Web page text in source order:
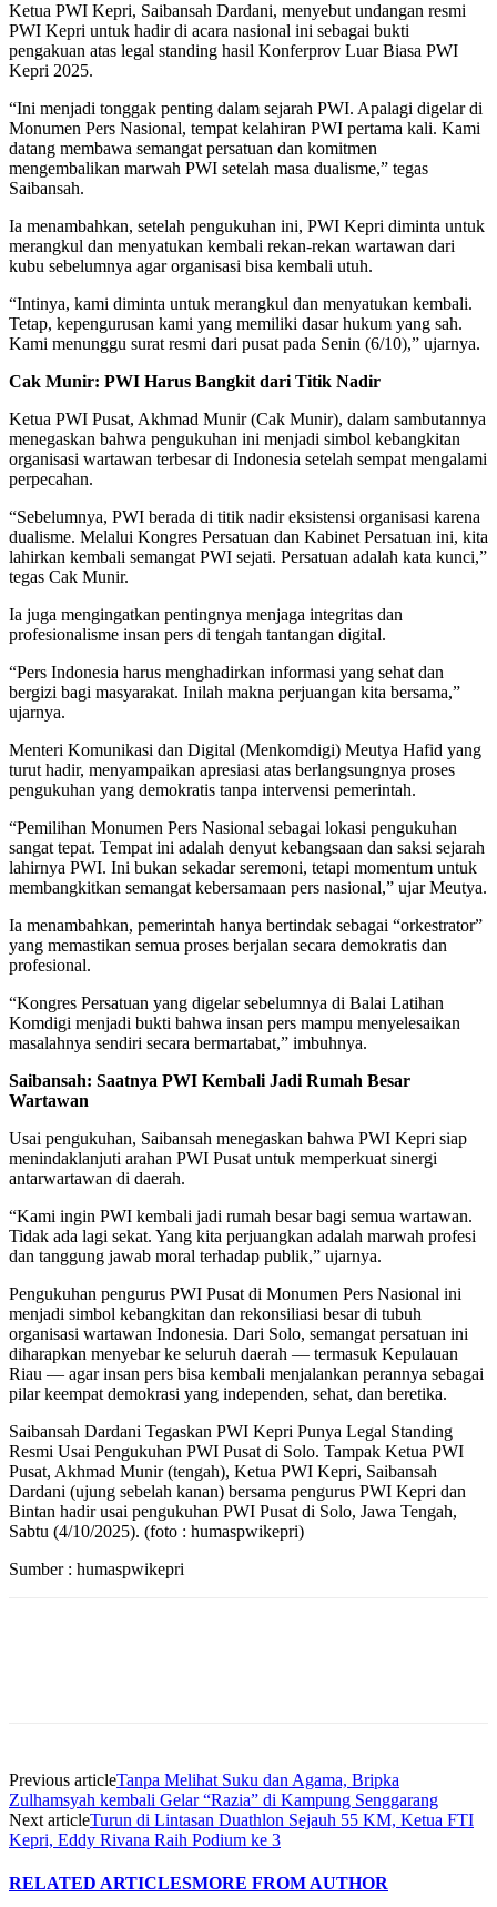
Ketua PWI Kepri, Saibansah Dardani, menyebut undangan resmi
PWI Kepri untuk hadir di acara nasional ini sebagai bukti
pengakuan atas legal standing hasil Konferprov Luar Biasa PWI
Kepri 2025.
“Ini menjadi tonggak penting dalam sejarah PWI. Apalagi digelar di
Monumen Pers Nasional, tempat kelahiran PWI pertama kali. Kami
datang membawa semangat persatuan dan komitmen
mengembalikan marwah PWI setelah masa dualisme,” tegas
Saibansah.
Ia menambahkan, setelah pengukuhan ini, PWI Kepri diminta untuk
merangkul dan menyatukan kembali rekan-rekan wartawan dari
kubu sebelumnya agar organisasi bisa kembali utuh.
“Intinya, kami diminta untuk merangkul dan menyatukan kembali.
Tetap, kepengurusan kami yang memiliki dasar hukum yang sah.
Kami menunggu surat resmi dari pusat pada Senin (6/10),” ujarnya.
Cak Munir: PWI Harus Bangkit dari Titik Nadir
Ketua PWI Pusat, Akhmad Munir (Cak Munir), dalam sambutannya
menegaskan bahwa pengukuhan ini menjadi simbol kebangkitan
organisasi wartawan terbesar di Indonesia setelah sempat mengalami
perpecahan.
“Sebelumnya, PWI berada di titik nadir eksistensi organisasi karena
dualisme. Melalui Kongres Persatuan dan Kabinet Persatuan ini, kita
lahirkan kembali semangat PWI sejati. Persatuan adalah kata kunci,”
tegas Cak Munir.
Ia juga mengingatkan pentingnya menjaga integritas dan
profesionalisme insan pers di tengah tantangan digital.
“Pers Indonesia harus menghadirkan informasi yang sehat dan
bergizi bagi masyarakat. Inilah makna perjuangan kita bersama,”
ujarnya.
Menteri Komunikasi dan Digital (Menkomdigi) Meutya Hafid yang
turut hadir, menyampaikan apresiasi atas berlangsungnya proses
pengukuhan yang demokratis tanpa intervensi pemerintah.
“Pemilihan Monumen Pers Nasional sebagai lokasi pengukuhan
sangat tepat. Tempat ini adalah denyut kebangsaan dan saksi sejarah
lahirnya PWI. Ini bukan sekadar seremoni, tetapi momentum untuk
membangkitkan semangat kebersamaan pers nasional,” ujar Meutya.
Ia menambahkan, pemerintah hanya bertindak sebagai “orkestrator”
yang memastikan semua proses berjalan secara demokratis dan
profesional.
“Kongres Persatuan yang digelar sebelumnya di Balai Latihan
Komdigi menjadi bukti bahwa insan pers mampu menyelesaikan
masalahnya sendiri secara bermartabat,” imbuhnya.
Saibansah: Saatnya PWI Kembali Jadi Rumah Besar
Wartawan
Usai pengukuhan, Saibansah menegaskan bahwa PWI Kepri siap
menindaklanjuti arahan PWI Pusat untuk memperkuat sinergi
antarwartawan di daerah.
“Kami ingin PWI kembali jadi rumah besar bagi semua wartawan.
Tidak ada lagi sekat. Yang kita perjuangkan adalah marwah profesi
dan tanggung jawab moral terhadap publik,” ujarnya.
Pengukuhan pengurus PWI Pusat di Monumen Pers Nasional ini
menjadi simbol kebangkitan dan rekonsiliasi besar di tubuh
organisasi wartawan Indonesia. Dari Solo, semangat persatuan ini
diharapkan menyebar ke seluruh daerah — termasuk Kepulauan
Riau — agar insan pers bisa kembali menjalankan perannya sebagai
pilar keempat demokrasi yang independen, sehat, dan beretika.
Saibansah Dardani Tegaskan PWI Kepri Punya Legal Standing
Resmi Usai Pengukuhan PWI Pusat di Solo. Tampak Ketua PWI
Pusat, Akhmad Munir (tengah), Ketua PWI Kepri, Saibansah
Dardani (ujung sebelah kanan) bersama pengurus PWI Kepri dan
Bintan hadir usai pengukuhan PWI Pusat di Solo, Jawa Tengah,
Sabtu (4/10/2025). (foto : humaspwikepri)
Sumber : humaspwikepri
Previous articleTanpa Melihat Suku dan Agama, Bripka
Zulhamsyah kembali Gelar “Razia” di Kampung Senggarang
Next articleTurun di Lintasan Duathlon Sejauh 55 KM, Ketua FTI
Kepri, Eddy Rivana Raih Podium ke 3
RELATED ARTICLESMORE FROM AUTHOR